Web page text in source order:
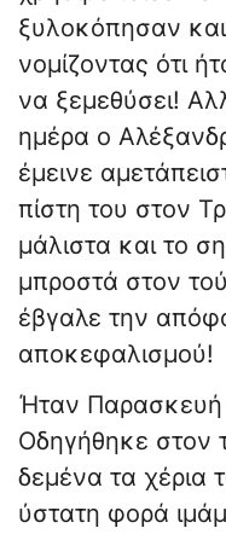
ξυλοκόπησαν
νομίζοντας ότι
να ξεμεθύσει!
ημέρα ο
έμεινε
πίστη του στον
μάλιστα και το
μπροστά στον
έβγαλε την
αποκεφαλισμού!
Ήταν Παρασκευή
Οδηγήθηκε στον
δεμένα τα χέρια
ύστατη φορά